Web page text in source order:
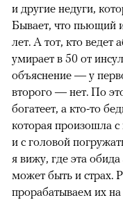
и другие недуги,
Бывает, что пьющий
лет. А тот, кто ведет
умирает в 50 от
объяснение — у
второго — нет. По
богатеет, а кто-то
которая произошла с
и с головой
я вижу, где эта
может быть и страх.
прорабатываем их